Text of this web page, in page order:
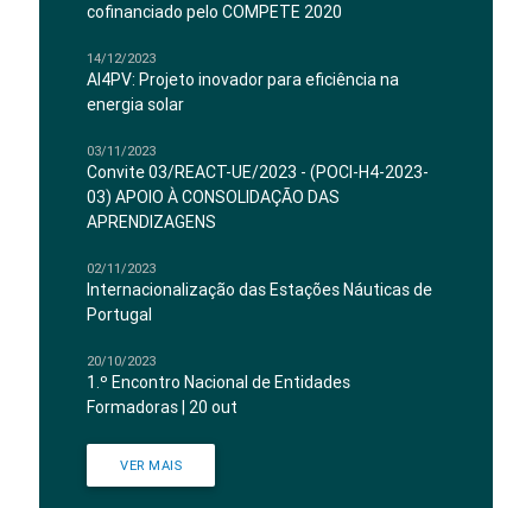
cofinanciado pelo COMPETE 2020
14/12/2023
AI4PV: Projeto inovador para eficiência na
energia solar
03/11/2023
Convite 03/REACT-UE/2023 - (POCI-H4-2023-
03) APOIO À CONSOLIDAÇÃO DAS
APRENDIZAGENS
02/11/2023
Internacionalização das Estações Náuticas de
Portugal
20/10/2023
1.º Encontro Nacional de Entidades
Formadoras | 20 out
VER MAIS